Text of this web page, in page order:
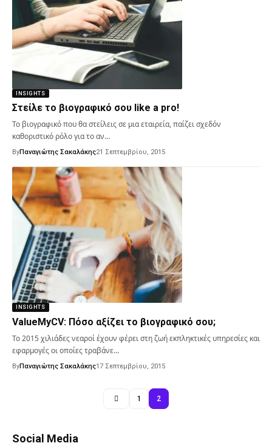
INSIGHTS
Στείλε το βιογραφικό σου like a pro!
Το βιογραφικό που θα στείλεις σε μια εταιρεία, παίζει σχεδόν
καθοριστικό ρόλο για το αν…
ByΠαναγιώτης Σακαλάκης21 Σεπτεμβρίου, 2015
INSIGHTS
ValueMyCV: Πόσο αξίζει το βιογραφικό σου;
Το 2015 χιλιάδες νεαροί έχουν φέρει στη ζωή εκπληκτικές υπηρεσίες και
εφαρμογές οι οποίες τραβάνε…
ByΠαναγιώτης Σακαλάκης17 Σεπτεμβρίου, 2015
1 2
Social Media